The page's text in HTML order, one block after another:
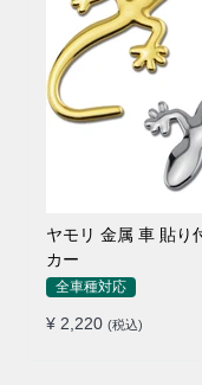
ヤモリ 金属 車 貼り
カー
全車種対応
¥ 2,220 (税込)